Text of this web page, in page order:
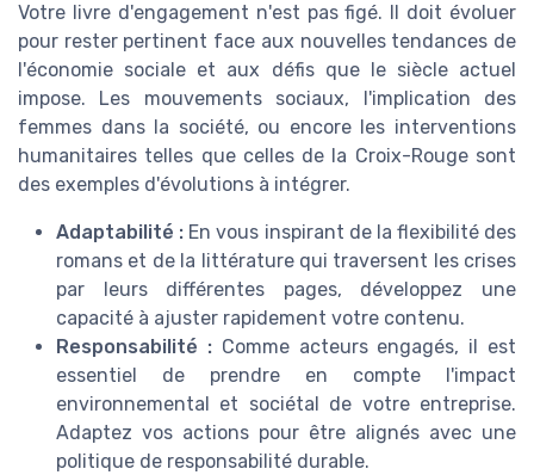
Votre livre d'engagement n'est pas figé. Il doit évoluer
pour rester pertinent face aux nouvelles tendances de
l'économie sociale et aux défis que le siècle actuel
impose. Les mouvements sociaux, l'implication des
femmes dans la société, ou encore les interventions
humanitaires telles que celles de la Croix-Rouge sont
des exemples d'évolutions à intégrer.
Adaptabilité : En vous inspirant de la flexibilité des
romans et de la littérature qui traversent les crises
par leurs différentes pages, développez une
capacité à ajuster rapidement votre contenu.
Responsabilité :Comme acteurs engagés, il est
essentiel de prendre en compte l'impact
environnemental et sociétal de votre entreprise.
Adaptez vos actions pour être alignés avec une
politique de responsabilité durable.